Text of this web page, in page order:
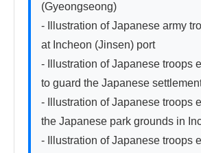
(Gyeongseong)
- Illustration of Japanese army
at Incheon (Jinsen) port
- Illustration of Japanese troops
to guard the Japanese
- Illustration of Japanese troops
the Japanese park grounds in
- Illustration of Japanese troops